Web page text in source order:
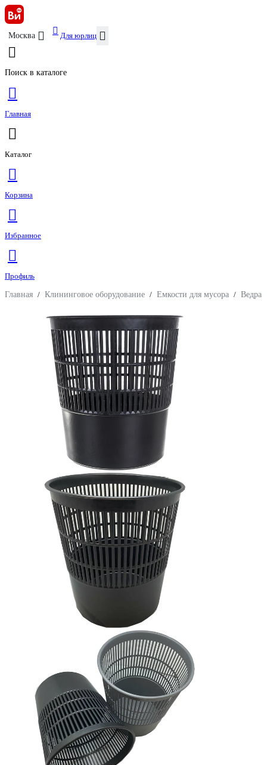
Москва Для юрлиц
Поиск в каталоге
Главная
Каталог
Корзина
Избранное
Профиль
Главная / Клининговое оборудование / Емкости для мусора / Ведра